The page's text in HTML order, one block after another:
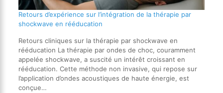
Retours d’expérience sur l’intégration de la thérapie par
shockwave en rééducation
Retours cliniques sur la thérapie par shockwave en
rééducation La thérapie par ondes de choc, couramment
appelée shockwave, a suscité un intérêt croissant en
rééducation. Cette méthode non invasive, qui repose sur
l’application d’ondes acoustiques de haute énergie, est
conçue…